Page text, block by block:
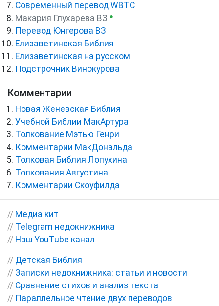
Cовременный перевод WBTC
Макария Глухарева ВЗ ●
Перевод Юнгерова ВЗ
Елизаветинская Библия
Елизаветинская на русском
Подстрочник Винокурова
Комментарии
Новая Женевская Библия
Учебной Библии МакАртура
Толкование Мэтью Генри
Комментарии МакДональда
Толковая Библия Лопухина
Толкования Августина
Комментарии Скоуфилда
// Медиа кит
// Telegram недокнижника
// Наш YouTube канал
// Детская Библия
// Записки недокнижника: статьи и новости
// Сравнение стихов и анализ текста
// Параллельное чтение двух переводов